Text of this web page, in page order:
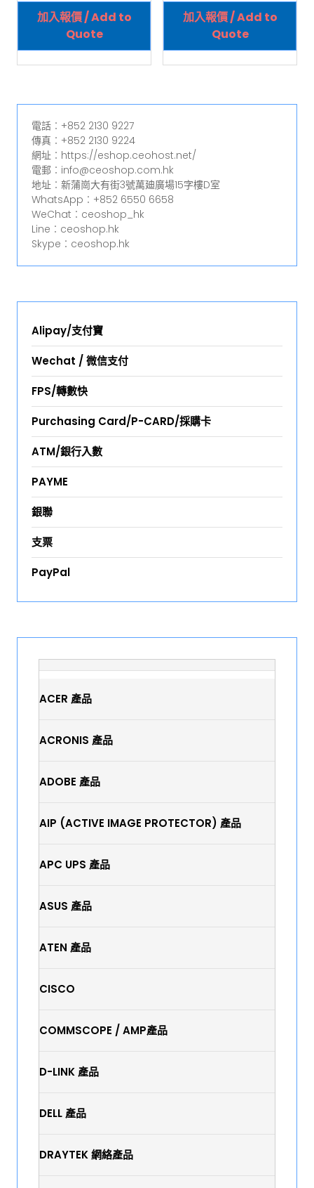
加入報價 / Add to
Quote
加入報價 / Add to
Quote
電話︰+852 2130 9227
傳真︰+852 2130 9224
網址︰https://eshop.ceohost.net/
電郵︰info@ceoshop.com.hk
地址︰新蒲崗大有街3號萬廸廣場15字樓D室
WhatsApp︰+852 6550 6658
WeChat︰ceoshop_hk
Line︰ceoshop.hk
Skype︰ceoshop.hk
Alipay/支付寶
Wechat / 微信支付
FPS/轉數快
Purchasing Card/P-CARD/採購卡
ATM/銀行入數
PAYME
銀聯
支票
PayPal
ACER 產品
ACRONIS 產品
ADOBE 產品
AIP (ACTIVE IMAGE PROTECTOR) 產品
APC UPS 產品
ASUS 產品
ATEN 產品
CISCO
COMMSCOPE / AMP產品
D-LINK 產品
DELL 產品
DRAYTEK 網絡產品